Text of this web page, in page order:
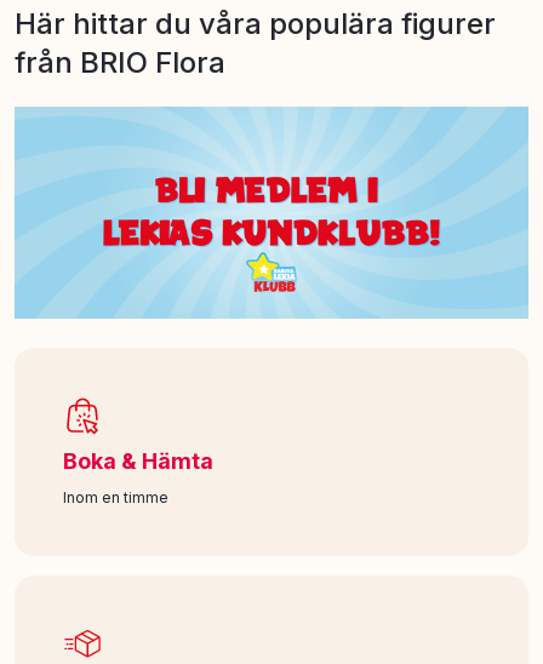
Här hittar du våra populära figurer
från BRIO Flora
Boka & Hämta
Inom en timme